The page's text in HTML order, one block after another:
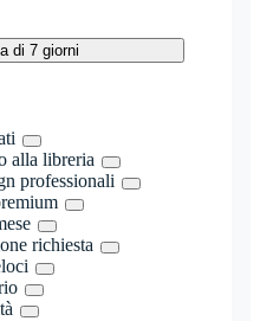
di 7 giorni
alla libreria
professionali
richiesta